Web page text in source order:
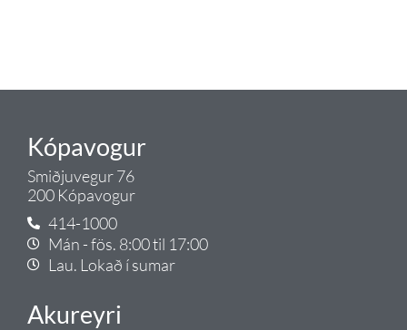
Kópavogur
Smiðjuvegur 76
200 Kópavogur
414-1000
Mán - fös. 8:00 til 17:00
Lau. Lokað í sumar
Akureyri